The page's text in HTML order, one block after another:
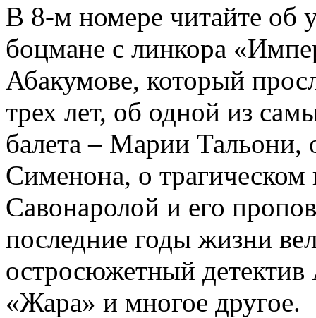
В 8-м номере читайте об
боцмане с линкора
Абакумове, который
трех лет, об одной из
балета – Марии
Сименона, о трагическом
Савонаролой и его
последние годы жизни
остросюжетный детектив
«Жара» и многое другое.